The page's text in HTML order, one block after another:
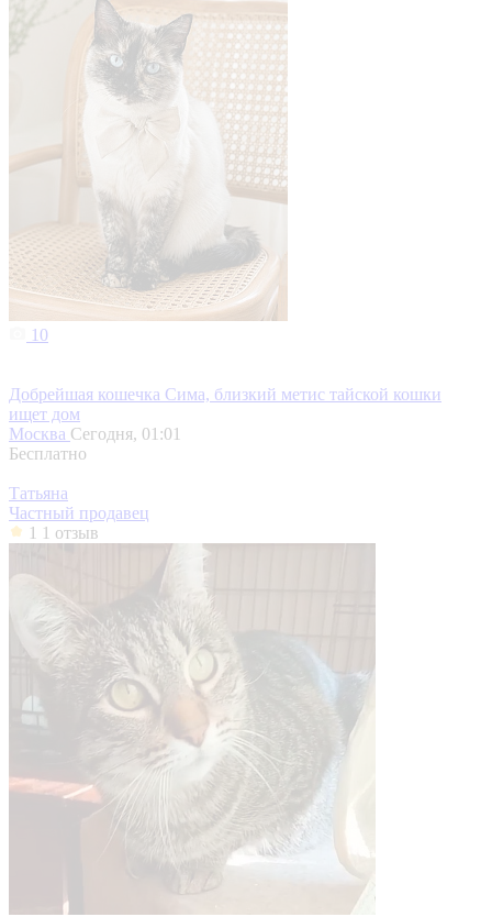
10
Добрейшая кошечка Сима, близкий метис тайской кошки
ищет дом
Москва Сегодня, 01:01
Бесплатно
Татьяна
Частный продавец
1 1 отзыв